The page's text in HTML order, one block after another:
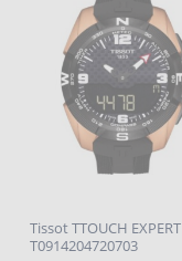
Tissot TTOUCH EXPERT
T0914204720703